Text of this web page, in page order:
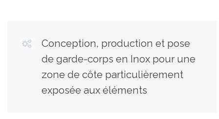
Conception, production et pose
de garde-corps en Inox pour une
zone de côte particulièrement
exposée aux éléments